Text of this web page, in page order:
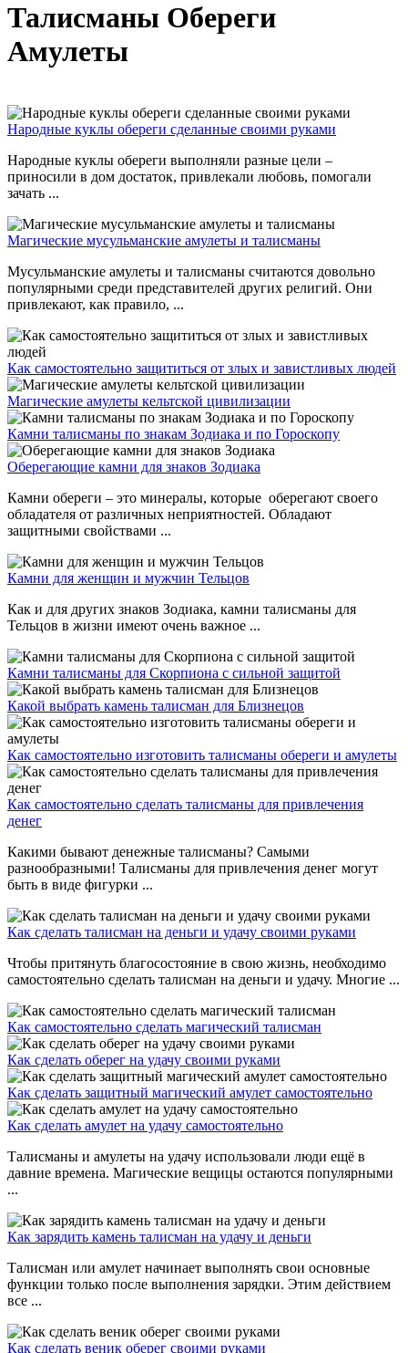
Талисманы Обереги
Амулеты
Народные куклы обереги сделанные своими руками
Народные куклы обереги выполняли разные цели –
приносили в дом достаток, привлекали любовь, помогали
зачать ...
Магические мусульманские амулеты и талисманы
Мусульманские амулеты и талисманы считаются довольно
популярными среди представителей других религий. Они
привлекают, как правило, ...
Как самостоятельно защититься от злых и завистливых людей
Магические амулеты кельтской цивилизации
Камни талисманы по знакам Зодиака и по Гороскопу
Оберегающие камни для знаков Зодиака
Камни обереги – это минералы, которые оберегают своего
обладателя от различных неприятностей. Обладают
защитными свойствами ...
Камни для женщин и мужчин Тельцов
Как и для других знаков Зодиака, камни талисманы для
Тельцов в жизни имеют очень важное ...
Камни талисманы для Скорпиона с сильной защитой
Какой выбрать камень талисман для Близнецов
Как самостоятельно изготовить талисманы обереги и амулеты
Как самостоятельно сделать талисманы для привлечения
денег
Какими бывают денежные талисманы? Самыми
разнообразными! Талисманы для привлечения денег могут
быть в виде фигурки ...
Как сделать талисман на деньги и удачу своими руками
Чтобы притянуть благосостояние в свою жизнь, необходимо
самостоятельно сделать талисман на деньги и удачу. Многие ...
Как самостоятельно сделать магический талисман
Как сделать оберег на удачу своими руками
Как сделать защитный магический амулет самостоятельно
Как сделать амулет на удачу самостоятельно
Талисманы и амулеты на удачу использовали люди ещё в
давние времена. Магические вещицы остаются популярными
...
Как зарядить камень талисман на удачу и деньги
Талисман или амулет начинает выполнять свои основные
функции только после выполнения зарядки. Этим действием
все ...
Как сделать веник оберег своими руками